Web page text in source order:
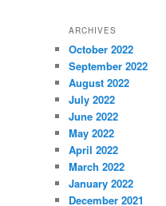
ARCHIVES
October 2022
September 2022
August 2022
July 2022
June 2022
May 2022
April 2022
March 2022
January 2022
December 2021